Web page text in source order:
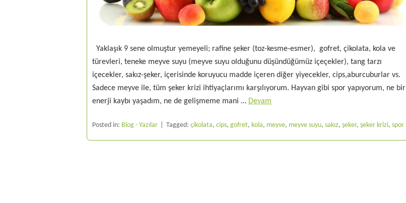
Yaklaşık 9 sene olmuştur yemeyeli; rafine şeker (toz-kesme-esmer), gofret, çikolata, kola ve
türevleri, teneke meyve suyu (meyve suyu olduğunu düşündüğümüz içeçekler), tang tarzı
içecekler, sakız-şeker, içerisinde koruyucu madde içeren diğer yiyecekler, cips,aburcuburlar vs.
Sadece meyve ile, tüm şeker krizi ihtiyaçlarımı karşılıyorum. Hayvan gibi spor yapıyorum, ne bir
enerji kaybı yaşadım, ne de gelişmeme mani … Devam
Posted in: Blog - Yazılar Tagged: çikolata, cips, gofret, kola, meyve, meyve suyu, sakız, şeker, şeker krizi, spor